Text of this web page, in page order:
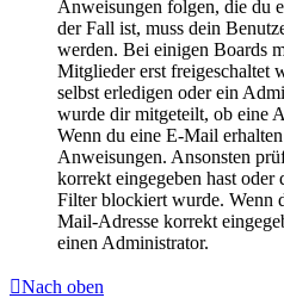
Anweisungen folgen, die du
der Fall ist, muss dein
werden. Bei einigen Boards
Mitglieder erst freigeschaltet
selbst erledigen oder ein
wurde dir mitgeteilt, ob eine
Wenn du eine E-Mail
Anweisungen. Ansonsten
korrekt eingegeben hast
Filter blockiert wurde. Wenn
Mail-Adresse korrekt
einen Administrator.
Nach oben